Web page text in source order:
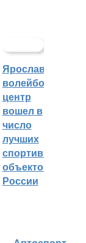
Ярославский
волейбольный
центр
вошел в
число
лучших
спортивных
объектов
России